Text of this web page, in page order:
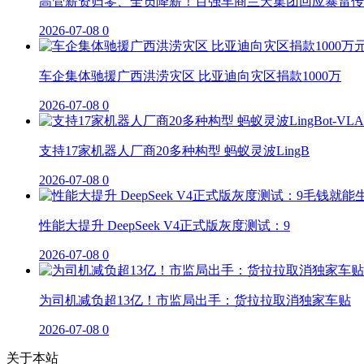
2026-07-08 0
车企集体驰援广西洪涝灾区 比亚迪向灾区捐款1000万
2026-07-08 0
支持17家机器人厂商20多种构型 蚂蚁灵波LingB
2026-07-08 0
性能大提升 DeepSeek V4正式版灰度测试：9
2026-07-08 0
为司机减负超13亿！市监局出手：货拉拉取消独家车贴
2026-07-08 0
关于本站